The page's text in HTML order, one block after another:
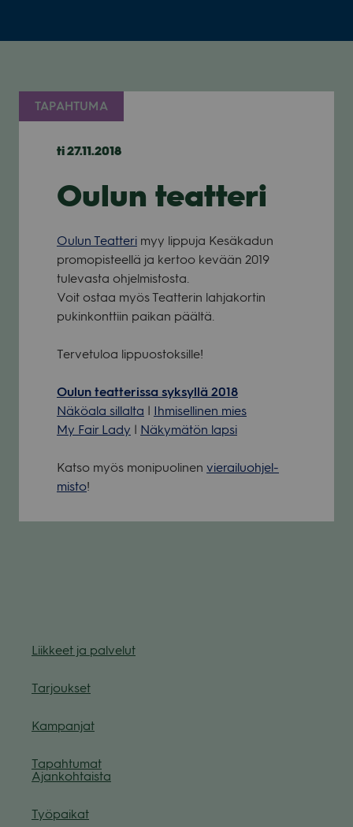
TAPAHTUMA
ti 27.11.2018
Oulun teatteri
Oulun Teat­teri myy lip­puja Kesä­ka­dun
pro­mo­pis­teellä ja ker­too kevään 2019
tule­vasta ohjel­mis­tosta.
Voit ostaa myös Teat­te­rin lah­ja­kor­tin
pukin­kont­tiin pai­kan päältä.
Ter­ve­tu­loa lip­puos­tok­sille!
Oulun teat­te­rissa syk­syllä 2018
Näkö­ala sil­lalta | Ihmi­sel­li­nen mies
My Fair Lady | Näky­mä­tön lapsi
Katso myös moni­puo­li­nen vie­rai­luoh­jel­
misto!
Liik­keet ja pal­ve­lut
Tar­jouk­set
Kam­pan­jat
Tapah­tu­mat
Ajan­koh­taista
Työ­pai­kat